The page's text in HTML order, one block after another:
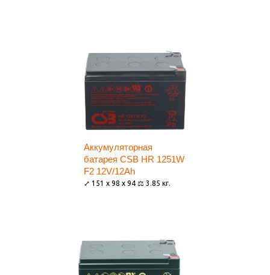
Аккумуляторная
батарея CSB HR 1251W
F2 12V/12Ah
⤢ 151 x 98 x 94 ⚖ 3.85 кг.